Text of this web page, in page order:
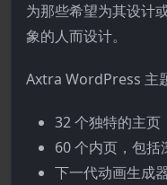
为那些希望为其设计
象的人而设计。
Axtra WordPress 主
32 个独特的主页
60 个内页，包括
下一代动画生成